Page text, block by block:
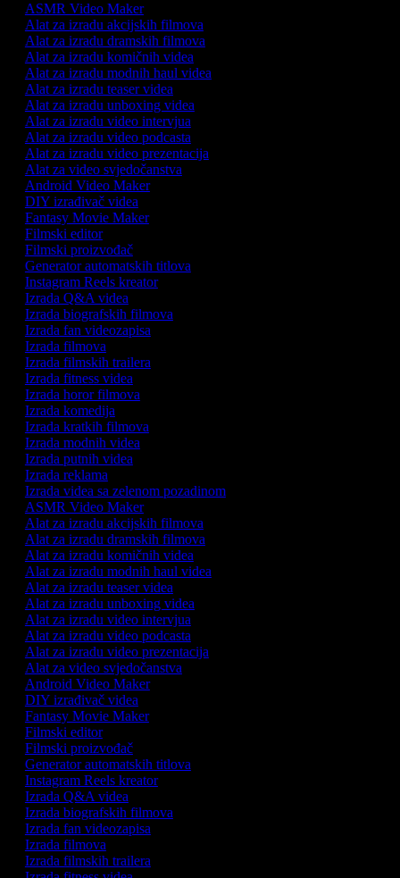
ASMR Video Maker
Alat za izradu akcijskih filmova
Alat za izradu dramskih filmova
Alat za izradu komičnih videa
Alat za izradu modnih haul videa
Alat za izradu teaser videa
Alat za izradu unboxing videa
Alat za izradu video intervjua
Alat za izradu video podcasta
Alat za izradu video prezentacija
Alat za video svjedočanstva
Android Video Maker
DIY izrađivač videa
Fantasy Movie Maker
Filmski editor
Filmski proizvođač
Generator automatskih titlova
Instagram Reels kreator
Izrada Q&A videa
Izrada biografskih filmova
Izrada fan videozapisa
Izrada filmova
Izrada filmskih trailera
Izrada fitness videa
Izrada horor filmova
Izrada komedija
Izrada kratkih filmova
Izrada modnih videa
Izrada putnih videa
Izrada reklama
Izrada videa sa zelenom pozadinom
ASMR Video Maker
Alat za izradu akcijskih filmova
Alat za izradu dramskih filmova
Alat za izradu komičnih videa
Alat za izradu modnih haul videa
Alat za izradu teaser videa
Alat za izradu unboxing videa
Alat za izradu video intervjua
Alat za izradu video podcasta
Alat za izradu video prezentacija
Alat za video svjedočanstva
Android Video Maker
DIY izrađivač videa
Fantasy Movie Maker
Filmski editor
Filmski proizvođač
Generator automatskih titlova
Instagram Reels kreator
Izrada Q&A videa
Izrada biografskih filmova
Izrada fan videozapisa
Izrada filmova
Izrada filmskih trailera